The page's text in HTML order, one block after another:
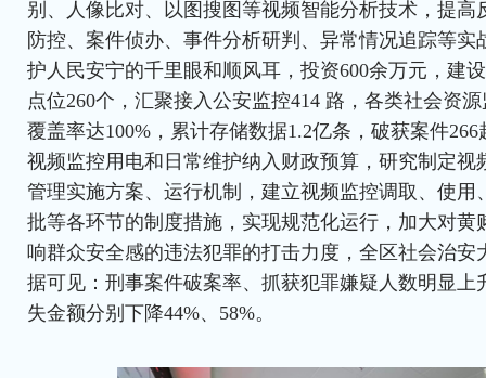
别、人像比对、以图搜图等视频智能分析技术，提高
防控、案件侦办、事件分析研判、异常情况追踪等
护人民安宁的千里眼和顺风耳，投资600余万元，建
点位260个，汇聚接入公安监控414 路，各类社会资
覆盖率达100%，累计存储数据1.2亿条，破获案件
视频监控用电和日常维护纳入财政预算，研究制定视
管理实施方案、运行机制，建立视频监控调取、使用
批等各环节的制度措施，实现规范化运行，加大对黄
响群众安全感的违法犯罪的打击力度，全区社会治安
据可见：刑事案件破案率、抓获犯罪嫌疑人数明显上
失金额分别下降44%、58%。